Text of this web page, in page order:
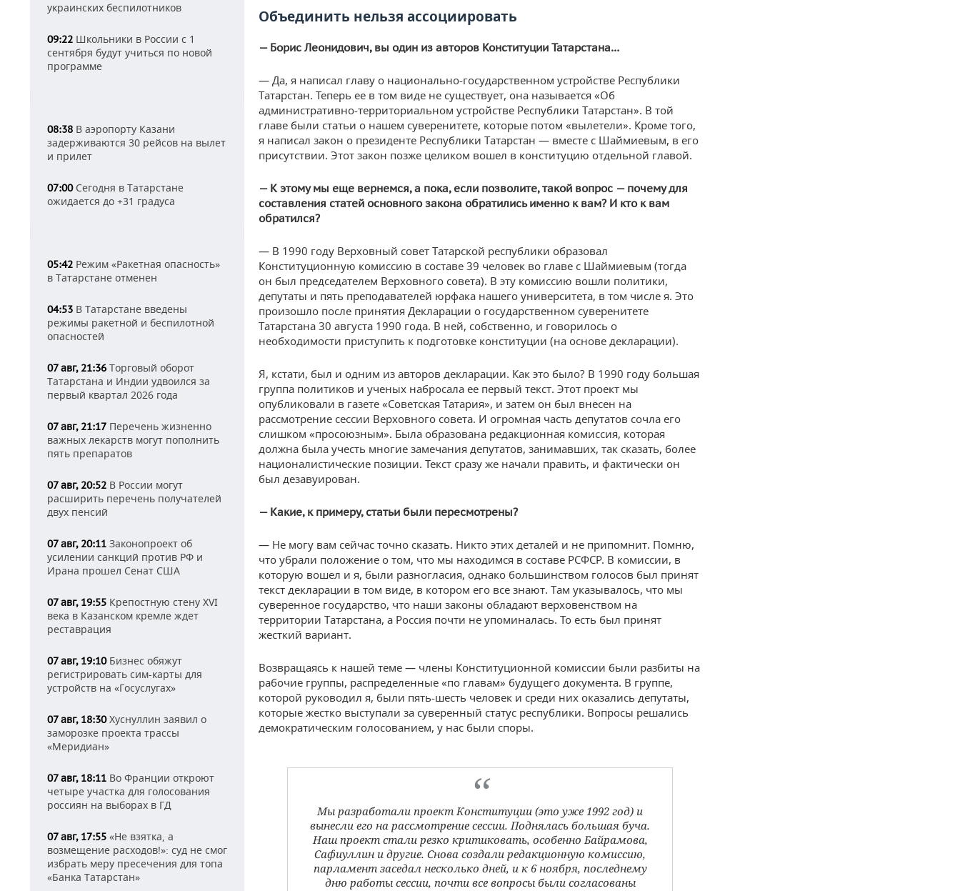
украинских беспилотников
09:22 Школьники в России с 1
сентября будут учиться по новой
программе
08:38 В аэропорту Казани
задерживаются 30 рейсов на вылет
и прилет
07:00Сегодня в Татарстане
ожидается до +31 градуса
05:42 Режим «Ракетная опасность»
в Татарстане отменен
04:53 В Татарстане введены
режимы ракетной и беспилотной
опасностей
07 авг, 21:36 Торговый оборот
Татарстана и Индии удвоился за
первый квартал 2026 года
07 авг, 21:17 Перечень жизненно
важных лекарств могут пополнить
пять препаратов
07 авг, 20:52 В России могут
расширить перечень получателей
двух пенсий
07 авг, 20:11 Законопроект об
усилении санкций против РФ и
Ирана прошел Сенат США
07 авг, 19:55 Крепостную стену XVI
века в Казанском кремле ждет
реставрация
07 авг, 19:10Бизнес обяжут
регистрировать сим-карты для
устройств на «Госуслугах»
07 авг, 18:30Хуснуллин заявил о
заморозке проекта трассы
«Меридиан»
07 авг, 18:11 Во Франции откроют
четыре участка для голосования
россиян на выборах в ГД
07 авг, 17:55 «Не взятка, а
возмещение расходов!»: суд не смог
избрать меру пресечения для топа
«Банка Татарстан»
Объединить нельзя ассоциировать
— Борис Леонидович, вы один из авторов Конституции Татарстана…
— Да, я написал главу о национально-государственном устройстве Республики
Татарстан. Теперь ее в том виде не существует, она называется «Об
административно-территориальном устройстве Республики Татарстан». В той
главе были статьи о нашем суверенитете, которые потом «вылетели». Кроме того,
я написал закон о президенте Республики Татарстан — вместе с Шаймиевым, в его
присутствии. Этот закон позже целиком вошел в конституцию отдельной главой.
— К этому мы еще вернемся, а пока, если позволите, такой вопрос — почему для
составления статей основного закона обратились именно к вам? И кто к вам
обратился?
— В 1990 году Верховный совет Татарской республики образовал
Конституционную комиссию в составе 39 человек во главе с Шаймиевым (тогда
он был председателем Верховного совета). В эту комиссию вошли политики,
депутаты и пять преподавателей юрфака нашего университета, в том числе я. Это
произошло после принятия Декларации о государственном суверенитете
Татарстана 30 августа 1990 года. В ней, собственно, и говорилось о
необходимости приступить к подготовке конституции (на основе декларации).
Я, кстати, был и одним из авторов декларации. Как это было? В 1990 году большая
группа политиков и ученых набросала ее первый текст. Этот проект мы
опубликовали в газете «Советская Татария», и затем он был внесен на
рассмотрение сессии Верховного совета. И огромная часть депутатов сочла его
слишком «просоюзным». Была образована редакционная комиссия, которая
должна была учесть многие замечания депутатов, занимавших, так сказать, более
националистические позиции. Текст сразу же начали править, и фактически он
был дезавуирован.
— Какие, к примеру, статьи были пересмотрены?
— Не могу вам сейчас точно сказать. Никто этих деталей и не припомнит. Помню,
что убрали положение о том, что мы находимся в составе РСФСР. В комиссии, в
которую вошел и я, были разногласия, однако большинством голосов был принят
текст декларации в том виде, в котором его все знают. Там указывалось, что мы
суверенное государство, что наши законы обладают верховенством на
территории Татарстана, а Россия почти не упоминалась. То есть был принят
жесткий вариант.
Возвращаясь к нашей теме — члены Конституционной комиссии были разбиты на
рабочие группы, распределенные «по главам» будущего документа. В группе,
которой руководил я, были пять-шесть человек и среди них оказались депутаты,
которые жестко выступали за суверенный статус республики. Вопросы решались
демократическим голосованием, у нас были споры.
Мы разработали проект Конституции (это уже 1992 год) и
вынесли его на рассмотрение сессии. Поднялась большая буча.
Наш проект стали резко критиковать, особенно Байрамова,
Сафиуллин и другие. Снова создали редакционную комиссию,
парламент заседал несколько дней, и к 6 ноября, последнему
дню работы сессии, почти все вопросы были согласованы